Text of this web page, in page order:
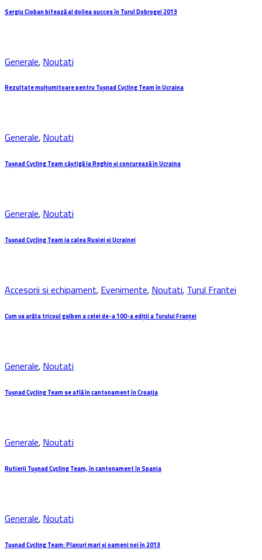
Sergiu Cioban bifează al doilea succes în Turul Dobrogei 2013
Generale, Noutati
Rezultate mulțumitoare pentru Tuşnad Cycling Team în Ucraina
Generale, Noutati
Tuşnad Cycling Team câștigă la Reghin și concurează în Ucraina
Generale, Noutati
Tuşnad Cycling Team ia calea Rusiei și Ucrainei
Accesorii si echipament, Evenimente, Noutati, Turul Frantei
Cum va arăta tricoul galben a celei de-a 100-a ediții a Turului Franței
Generale, Noutati
Tuşnad Cycling Team se află în cantonament în Croaţia
Generale, Noutati
Rutierii Tuşnad Cycling Team, în cantonament în Spania
Generale, Noutati
Tușnad Cycling Team: Planuri mari și oameni noi în 2013